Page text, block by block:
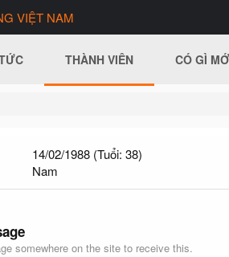
VIỆT NAM
THÀNH VIÊN CÓ GÌ
14/02/1988 (Tuổi: 38)
Nam
somewhere on the site to receive this.